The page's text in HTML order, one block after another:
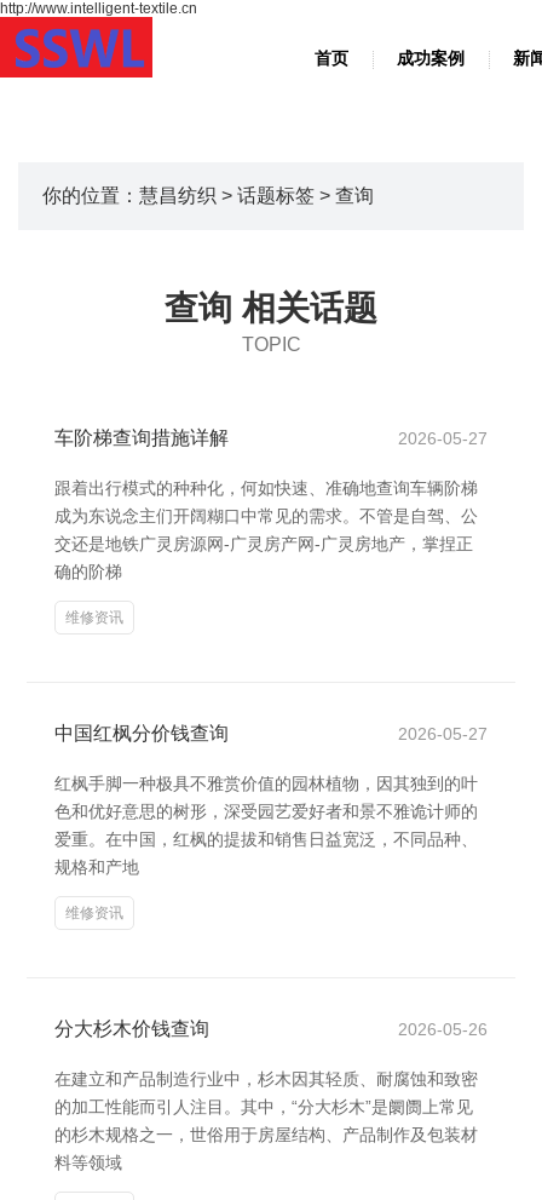
http://www.intelligent-textile.cn
首页 成功案例 新
你的位置： 慧昌纺织 > 话题标签 > 查询
查询 相关话题
TOPIC
车阶梯查询措施详解 2026-05-27
跟着出行模式的种种化，何如快速、准确地查询车辆阶梯
成为东说念主们开阔糊口中常见的需求。不管是自驾、公
交还是地铁广灵房源网-广灵房产网-广灵房地产，掌捏正
确的阶梯
维修资讯
中国红枫分价钱查询 2026-05-27
红枫手脚一种极具不雅赏价值的园林植物，因其独到的叶
色和优好意思的树形，深受园艺爱好者和景不雅诡计师的
爱重。在中国，红枫的提拔和销售日益宽泛，不同品种、
规格和产地
维修资讯
分大杉木价钱查询 2026-05-26
在建立和产品制造行业中，杉木因其轻质、耐腐蚀和致密
的加工性能而引人注目。其中，“分大杉木”是阛阓上常见
的杉木规格之一，世俗用于房屋结构、产品制作及包装材
料等领域